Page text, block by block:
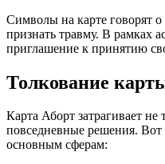
Символы на карте говорят
признать травму. В рамках
приглашение к принятию
Толкование
Карта Аборт затрагивает
повседневные решения. Вот
основным сферам: